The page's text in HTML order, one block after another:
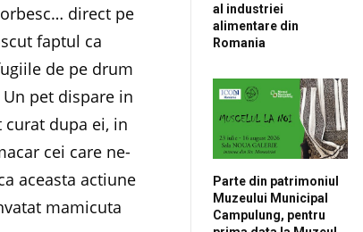
direct pe
faptul ca
de pe drum
pet dispare in
dupa ei, in
cei care ne-
aceasta actiune
mamicuta
al industriei
alimentare din
Romania
Parte din patrimoniul
Muzeului Municipal
Campulung, pentru